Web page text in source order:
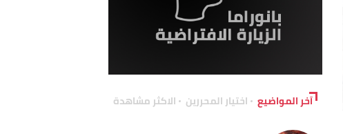
آخر المواضيع اختيار المحررين الاكثر مشاهدة